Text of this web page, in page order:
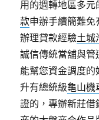
用的週轉地區多
款申辦手續簡難
辦理貸款經驗土城
誠信傳統當舖與管
能幫您資金調度
升有總統級龜山機
證的，專辦新莊